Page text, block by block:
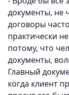
документы, не
договоры
практически
потому, что
документы,
Главный
когда клиент